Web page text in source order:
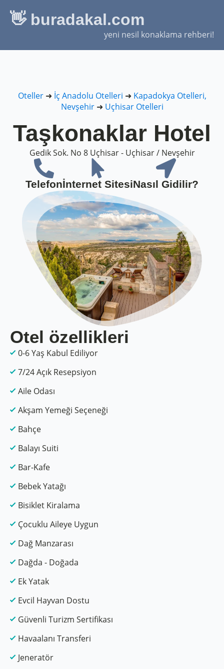
👋 buradakal.com
yeni nesil konaklama rehberi!
Oteller➜ İç Anadolu Otelleri ➜ Kapadokya Otelleri,
Nevşehir➜ Uçhisar Otelleri
Taşkonaklar Hotel
Gedik Sok. No 8 Uçhisar - Uçhisar / Nevşehir
Telefonİnternet SitesiNasıl Gidilir?
Otel özellikleri
0-6 Yaş Kabul Ediliyor
7/24 Açık Resepsiyon
Aile Odası
Akşam Yemeği Seçeneği
Bahçe
Balayı Suiti
Bar-Kafe
Bebek Yatağı
Bisiklet Kiralama
Çocuklu Aileye Uygun
Dağ Manzarası
Dağda - Doğada
Ek Yatak
Evcil Hayvan Dostu
Güvenli Turizm Sertifikası
Havaalanı Transferi
Jeneratör